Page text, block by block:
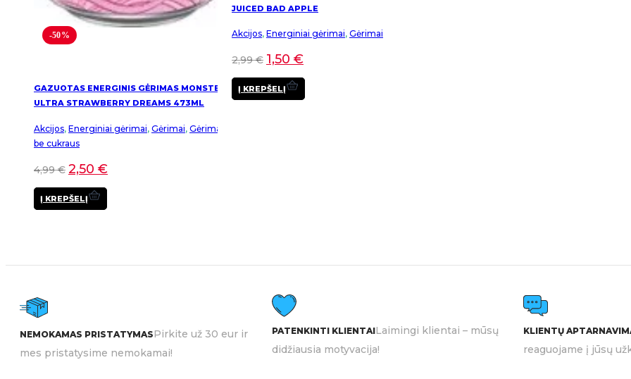
-50%
GAZUOTAS ENERGINIS GĖRIMAS MONSTER
ULTRA STRAWBERRY DREAMS 473ML
Akcijos, Energiniai gėrimai, Gėrimai, Gėrimai
be cukraus
4,99€ 2,50 €
Į KREPŠELĮ
JUICED BAD APPLE
Akcijos, Energiniai gėrimai, Gėrimai
2,99€ 1,50 €
Į KREPŠELĮ
NEMOKAMAS PRISTATYMASPirkite už 30 eur ir
mes pristatysime nemokamai!
PATENKINTI KLIENTAILaimingi klientai – mūsų
didžiausia motyvacija!
KLIENTŲ
reaguojame į jūsų